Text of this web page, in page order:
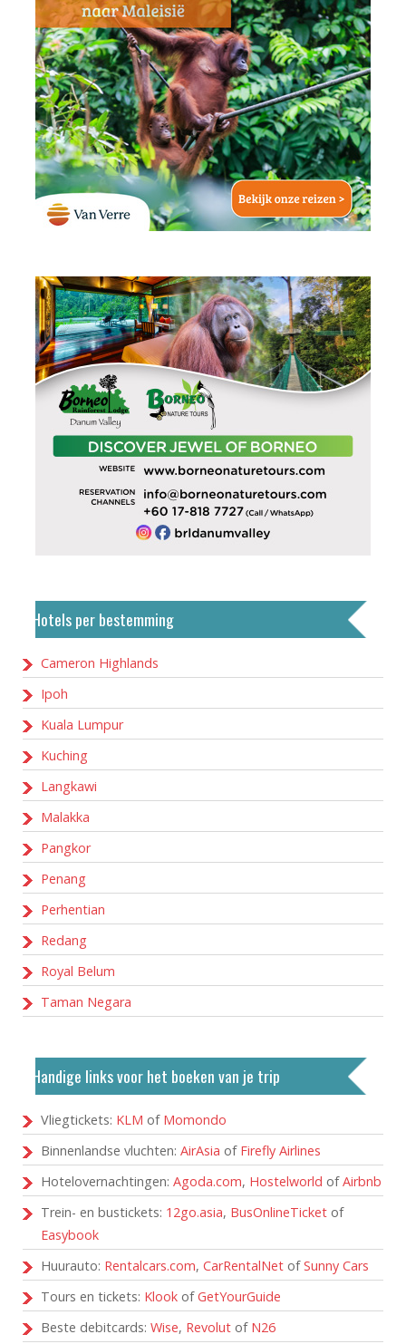
Hotels per bestemming
Cameron Highlands
Ipoh
Kuala Lumpur
Kuching
Langkawi
Malakka
Pangkor
Penang
Perhentian
Redang
Royal Belum
Taman Negara
Handige links voor het boeken van je trip
Vliegtickets: KLM of Momondo
Binnenlandse vluchten: AirAsia of Firefly Airlines
Hotelovernachtingen: Agoda.com, Hostelworld ofAirbnb
Trein- en bustickets: 12go.asia, BusOnlineTicket of
Easybook
Huurauto: Rentalcars.com, CarRentalNet ofSunny Cars
Tours en tickets: Klook ofGetYourGuide
Beste debitcards: Wise, Revolut of N26